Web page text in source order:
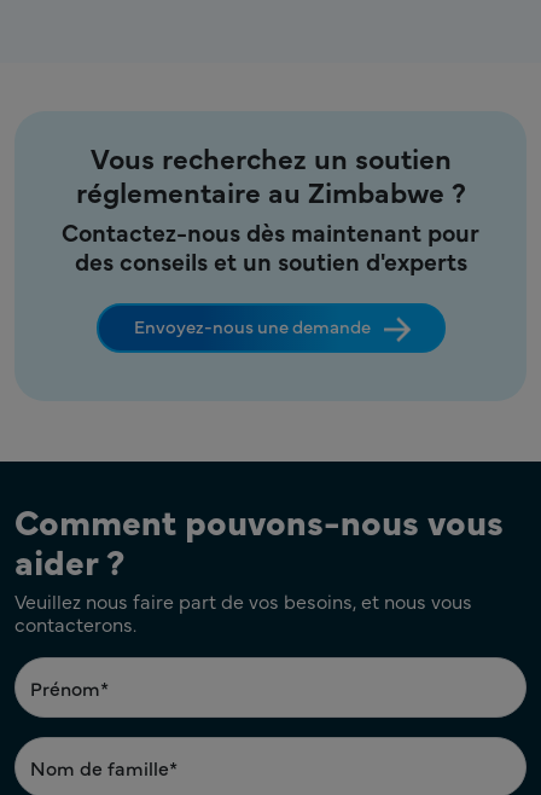
Vous recherchez un soutien
réglementaire au Zimbabwe ?
Contactez-nous dès maintenant pour
des conseils et un soutien d'experts
Envoyez-nous une demande
Comment pouvons-nous vous
aider ?
Veuillez nous faire part de vos besoins, et nous vous
contacterons.